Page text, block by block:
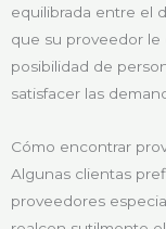
equilibrada entre el
que su proveedor le
posibilidad de
satisfacer las
Cómo encontrar
Algunas clientas
proveedores